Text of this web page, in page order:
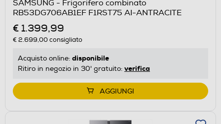
SAMSUNG - Frigorifero combinato
RB53DG706AB1EF F1RST75 AI-ANTRACITE
€ 1.399,99
€ 2.699,00consigliato
Acquisto online: disponibile
Ritiro in negozio in 30' gratuito: verifica
AGGIUNGI